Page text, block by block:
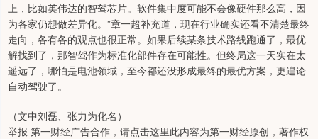
上，比如英伟达的智驾芯片。软件集中度可能不会像硬件那么高，因
为各家仍想做差异化。”章一超补充道，现在行业确实还看不清楚最终
走向，各有各的观点也很正常。如果后续某条技术路线跑通了，最优
解找到了，那智驾作为标准化部件存在可能性。但终局这一天实在太
遥远了，哪怕是电池领域，至今都还没形成最终的最优方案，更遑论
自动驾驶了。
（文中刘磊、张力为化名）
举报 第一财经广告合作，请点击这里此内容为第一财经原创，著作权